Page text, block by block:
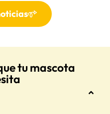
tu mascota